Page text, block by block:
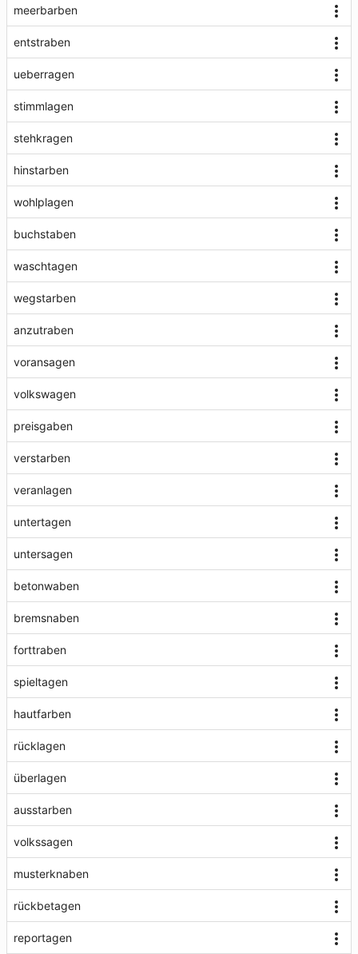
meerbarben
entstraben
ueberragen
stimmlagen
stehkragen
hinstarben
wohlplagen
buchstaben
waschtagen
wegstarben
anzutraben
voransagen
volkswagen
preisgaben
verstarben
veranlagen
untertagen
untersagen
betonwaben
bremsnaben
forttraben
spieltagen
hautfarben
rücklagen
überlagen
ausstarben
volkssagen
musterknaben
rückbetagen
reportagen